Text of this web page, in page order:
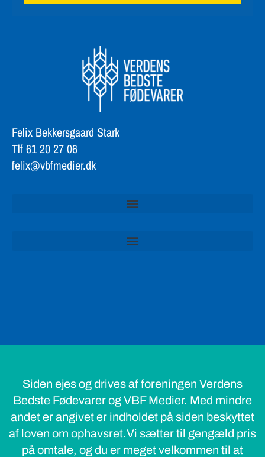
Felix Bekkersgaard Stark
Tlf 61 20 27 06
felix@vbfmedier.dk
Siden ejes og drives af foreningen Verdens
Bedste Fødevarer og VBF Medier. Med mindre
andet er angivet er indholdet på siden beskyttet
af loven om ophavsret.Vi sætter til gengæld pris
på omtale, og du er meget velkommen til at